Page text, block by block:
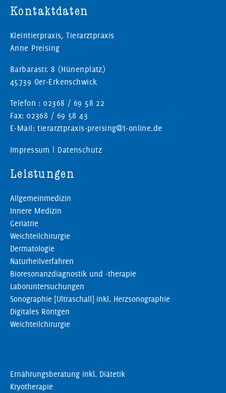
Kontaktdaten
Kleintierpraxis, Tierarztpraxis
Anne Preising
Barbarastr. 8 (Hünenplatz)
45739 Oer-Erkenschwick
Telefon : 02368 / 69 58 22
Fax: 02368 / 69 58 43
E-Mail: tierarztpraxis-preising@t-online.de
Impressum | Datenschutz
Leistungen
Allgemeinmedizin
Innere Medizin
Geriatrie
Weichteilchirurgie
Dermatologie
Naturheilverfahren
Bioresonanzdiagnostik und -therapie
Laboruntersuchungen
Sonographie [Ultraschall] inkl. Herzsonographie
Digitales Röntgen
Weichteilchirurgie
Ernährungsberatung inkl. Diätetik
Kryotherapie